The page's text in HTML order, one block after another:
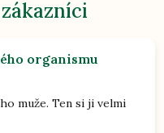
organismu
muže. Ten si ji velmi